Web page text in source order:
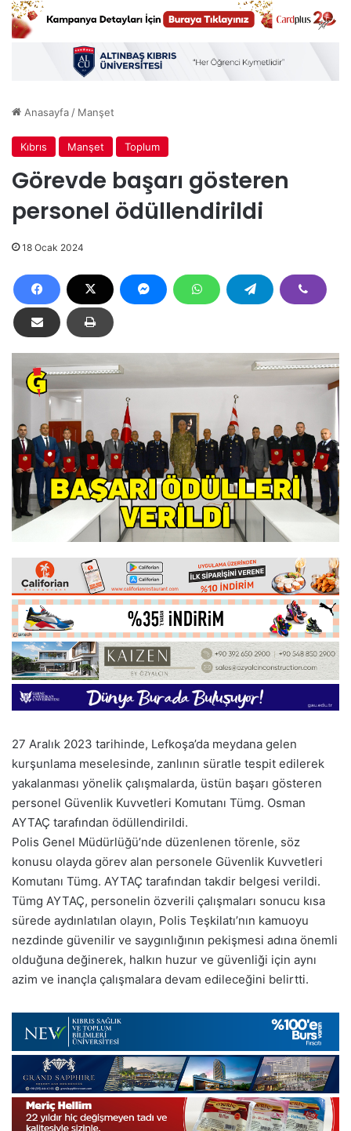
Anasayfa/ Manşet
Kıbrıs Manşet Toplum
Görevde başarı gösteren
personel ödüllendirildi
18 Ocak 2024
27 Aralık 2023 tarihinde, Lefkoşa’da meydana gelen
kurşunlama meselesinde, zanlının süratle tespit edilerek
yakalanması yönelik çalışmalarda, üstün başarı gösteren
personel Güvenlik Kuvvetleri Komutanı Tümg. Osman
AYTAÇ tarafından ödüllendirildi.
Polis Genel Müdürlüğü’nde düzenlenen törenle, söz
konusu olayda görev alan personele Güvenlik Kuvvetleri
Komutanı Tümg. AYTAÇ tarafından takdir belgesi verildi.
Tümg AYTAÇ, personelin özverili çalışmaları sonucu kısa
sürede aydınlatılan olayın, Polis Teşkilatı’nın kamuoyu
nezdinde güvenilir ve saygınlığının pekişmesi adına önemli
olduğuna değinerek, halkın huzur ve güvenliği için aynı
azim ve inançla çalışmalara devam edileceğini belirtti.